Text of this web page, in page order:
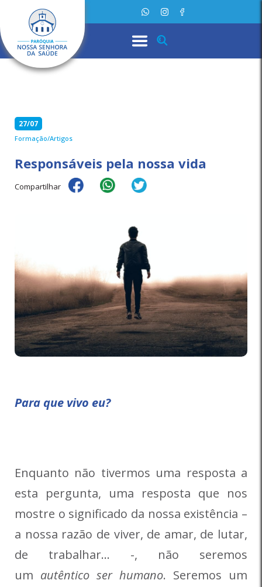
27/07
Formação/Artigos
Responsáveis pela nossa vida
Compartilhar
Para que vivo eu?
Enquanto não tivermos uma resposta a
esta pergunta, uma resposta que nos
mostre o significado da nossa existência –
a nossa razão de viver, de amar, de lutar,
de trabalhar… -, não seremos
um autêntico ser humano. Seremos um